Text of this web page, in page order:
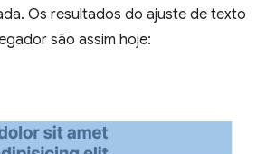
Os resultados do ajuste de texto
são assim hoje: